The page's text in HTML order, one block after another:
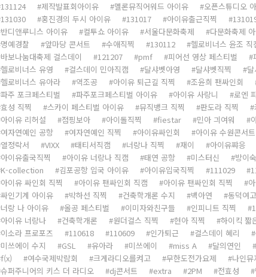
131124
제작발표회아이유 멜론뮤직어워드 아이유 오픈스튜디오
131030
홍진경의 두시 아이유 131017 아이유출근직찍
반디앤루니스 아이유
컬투쇼 아이유 서울다문화축제 다문화축제
명예경찰
앞마당 콘서트 수애직찍 130112 헬로비너스 윤조 직
바보나눔대축제 걸스데이
121207 pmf 피어선 영상 페스티벌
헬로비너스 유영
걸스데이 민아직캠 달샤벳아영 달샤벳직찍
헬로비너스 유아라
역조공 아이유 퇴근길 직찍 조윤희 팬싸인회
파주 포크페스티벌
파주포크페스티벌 아이유 아이유 사랑니 로엔
효성 직찍
스카이 페스티벌 아이유 뮤직뱅크 직찍 판도라 직찍
아이유 리허설
점핑보아 아이돌직찍 fiestar 민아 긔여워
여자연예인 공항
여자연예인 직찍 아이유싸인회 아이유 수원콘서트
열정락서
VIXX 태티서직캠 너랑나 직찍 재이 아이유쨔응
아이유출국직찍
아이유 너랑나 직캠 태연 공항 미스터신 방이숙
K-collection
김포공항 입국 아이유 아이유입국직찍 111029
아이유 싸인회 직찍
아이유 팬싸인회 직캠 아이유 팬싸인회 직찍
싸인기계 아이유
박하선 직찍 건축학개론 수지 백아연 동덕여
너랑 나 아이유
올공 페스티벌 이미자와친구들 인피니트 직찍
아이유 너랑나
건축학개론 원더걸스 직찍 현아 직찍 하이킥 짧
이소라 프로포즈
110618 110609 인가퇴근 걸스데이 혜리
미쓰에이 수지
GSL 유아라 미쓰에이 miss A 달의연인
f(x)
여수국제박람회 크게라디오를켜고 무한도전가요제 나인뮤
슈퍼주니어의 키스 더 라디오
dj콘서트 extra 2PM 전효성